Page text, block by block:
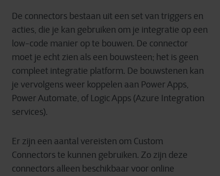
De connectors bestaan uit een set van triggers en
acties, die je kan gebruiken om je integratie op een
low-code manier op te bouwen. De connector
moet je echt zien als een bouwsteen; het is geen
compleet integratie platform. De bouwstenen kan
je vervolgens weer koppelen aan Power Apps,
Power Automate, of Logic Apps (Azure Integration
services).
Er zijn een aantal vereisten om Custom
Connectors te kunnen gebruiken. Zo zijn deze
connectors alleen beschikbaar voor online